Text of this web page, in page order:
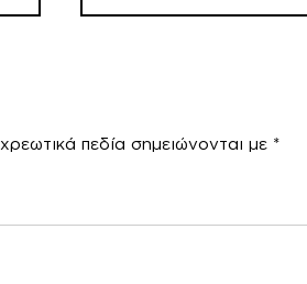
πεδία σημειώνονται με *